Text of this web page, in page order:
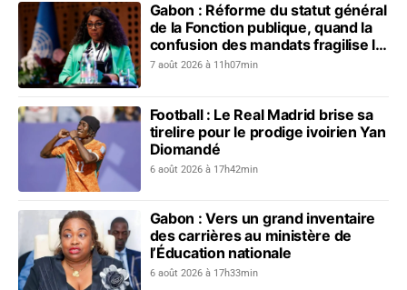
Gabon : Réforme du statut général
de la Fonction publique, quand la
confusion des mandats fragilise le
dialogue social
7 août 2026 à 11h07min
Football : Le Real Madrid brise sa
tirelire pour le prodige ivoirien Yan
Diomandé
6 août 2026 à 17h42min
Gabon : Vers un grand inventaire
des carrières au ministère de
l’Éducation nationale
6 août 2026 à 17h33min